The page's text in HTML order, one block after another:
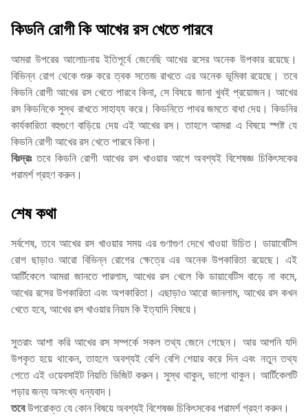
কিডনি রোগী কি আখের রস খেতে পারবে
আমরা উপরের আলোচনায় ইতিপূর্বে জেনেছি আখের রসের অনেক উপকার রয়েছে।
বিভিন্ন রোগ থেকে শুরু করে ত্বক সতেজ রাখতে এর অনেক ভূমিকা রয়েছে। তবে
কিডনি রোগী আখের রস খেতে পারবে কিনা, সে বিষয়ে জানা খুবই প্রয়োজন। আখের
রস কিডনিকে সুস্থ রাখতে সাহায্য করে। কিডনিতে পাথর জমতে বাধা দেয়। কিডনির
কার্যকারিতা বহুগুণে বাড়িয়ে দেয় এই আখের রস। তাহলে আমরা এ বিষয়ে স্পষ্ট যে
কিডনি রোগী আখের রস খেতে পারবে কিনা।
বিঃদ্রঃতবে কিডনি রোগী আখের রস খাওয়ার আগে অবশ্যই বিশেষজ্ঞ চিকিৎসকের
পরামর্শ গ্রহণ করুন।
শেষ কথা
সর্বশেষ, তবে আখের রস খাওয়ার সময় এর গুণাগুণ দেখে খাওয়া উচিত। ডায়াবেটিস
রোগ ছাড়াও আরো বিভিন্ন রোগের ক্ষেত্রে এর অনেক উপকারিতা রয়েছে। এই
আর্টিকেলে আমরা জানতে পারলাম, আখের রস খেলে কি ডায়াবেটিস বাড়ে না কমে,
আখের রসের উপকারিতা এবং অপকারিতা। এছাড়াও আরো জানলাম, আখের রস কখন
খেতে হবে, আখের রস খাওয়ার নিয়ম কি ইত্যাদি বিষয়ে।
সুতরাং আশা করি আখের রস সম্পর্কে সকল তথ্য জেনে গেছেন। আর আপনি যদি
উপকৃত হয়ে থাকেন, তাহলে অবশ্যই বেশি বেশি শেয়ার করে দিন এবং নতুন তথ্য
পেতে এই ওয়েবসাইট নিয়তি ভিজিট করুন। সুস্থ থাকুন, ভালো থাকুন। আর্টিকেলটি
পড়ার জন্য অসংখ্য ধন্যবাদ।
তবেউপরোক্ত যে কোন বিষয়ে অবশ্যই বিশেষজ্ঞ চিকিৎসকের পরামর্শ গ্রহণ করুন।